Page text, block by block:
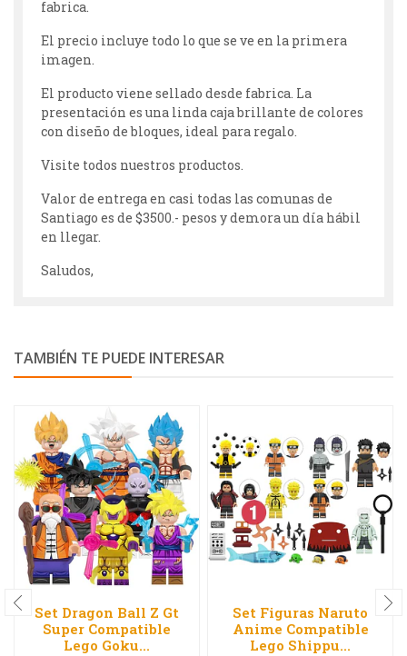
fabrica.
El precio incluye todo lo que se ve en la primera
imagen.
El producto viene sellado desde fabrica. La
presentación es una linda caja brillante de colores
con diseño de bloques, ideal para regalo.
Visite todos nuestros productos.
Valor de entrega en casi todas las comunas de
Santiago es de $3500.- pesos y demora un día hábil
en llegar.
Saludos,
TAMBIÉN TE PUEDE INTERESAR
Set Dragon Ball Z Gt
Super Compatible
Lego Goku...
Set Figuras Naruto
Anime Compatible
Lego Shippu...